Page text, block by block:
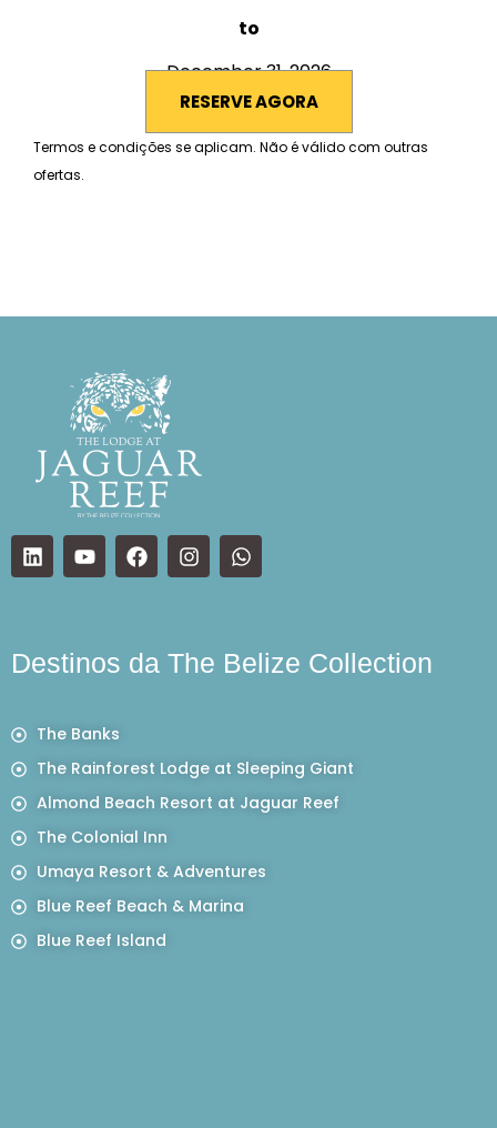
to
December 31, 2026
RESERVE AGORA
Termos e condições se aplicam. Não é válido com outras
ofertas.
Destinos da The Belize Collection
The Banks
The Rainforest Lodge at Sleeping Giant
Almond Beach Resort at Jaguar Reef
The Colonial Inn
Umaya Resort & Adventures
Blue Reef Beach & Marina
Blue Reef Island